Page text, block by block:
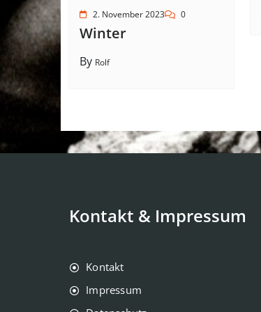
2. November 2023 0
Winter
By Rolf
Kontakt & Impressum
Kontakt
Impressum